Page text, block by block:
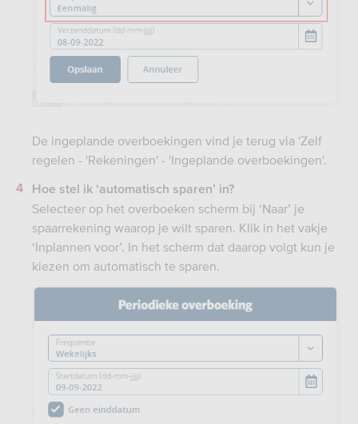
De ingeplande overboekingen vind je terug via 'Zelf
regelen - 'Rekeningen' - 'Ingeplande overboekingen'.
Hoe stel ik ‘automatisch sparen’ in?
Selecteer op het overboeken scherm bij ‘Naar’ je
spaarrekening waarop je wilt sparen. Klik in het vakje
‘Inplannen voor’. In het scherm dat daarop volgt kun je
kiezen om automatisch te sparen.